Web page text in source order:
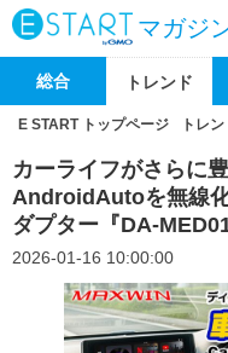
マガジ
総合 トレンド
E START トップページ トレン
カーライフがさらに
AndroidAutoを無線
ダプター『DA-
2026-01-16 10:00:00